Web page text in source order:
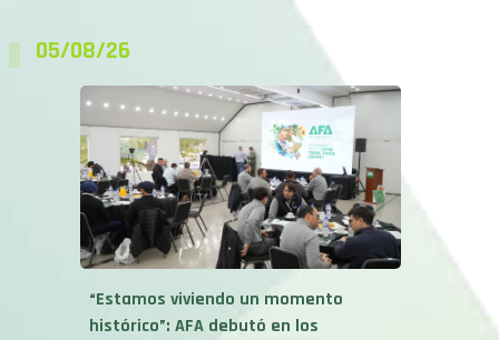
05/08/26
“Estamos viviendo un momento
histórico”: AFA debutó en los